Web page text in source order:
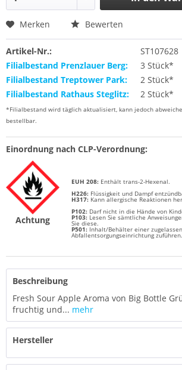
Merken Bewerten
Artikel-Nr.:
ST107628
Filialbestand Prenzlauer Berg:
3 Stück*
Filialbestand Treptower Park:
2 Stück*
Filialbestand Rathaus Steglitz:
2 Stück*
*Filialbestand wird täglich aktualisiert, kann jedoch
bestellbar.
Einordnung nach CLP-Verordnung:
Achtung
EUH 208: Enthält trans-2-Hexenal.
H226: Flüssigkeit und Dampf
H317: Kann allergische Reaktionen
P102: Darf nicht in die Hände von
P103: Lesen Sie sämtliche
Sie diese.
P501: Inhalt/Behälter einer
Abfallentsorgungseinrichtung zuführen.
Beschreibung
Fresh Sour Apple Aroma von Big Bottle
fruchtig und... mehr
Hersteller